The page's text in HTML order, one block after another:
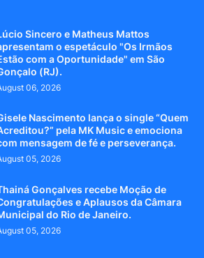
Sincero e Matheus Mattos
o espetáculo "Os Irmãos
com a Oportunidade" em São
(RJ).
06, 2026
Nascimento lança o single “Quem
pela MK Music e emociona
mensagem de fé e perseverança.
05, 2026
Gonçalves recebe Moção de
e Aplausos da Câmara
do Rio de Janeiro.
05, 2026